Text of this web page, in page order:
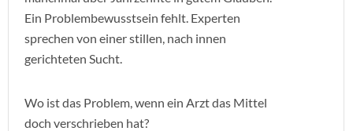
Ein Problembewusstsein fehlt. Experten
sprechen von einer stillen, nach innen
gerichteten Sucht.
Wo ist das Problem, wenn ein Arzt das Mittel
doch verschrieben hat?